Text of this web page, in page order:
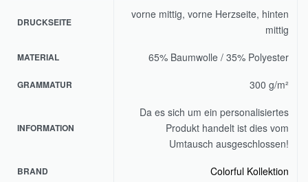
DRUCKSEITE
vorne mittig, vorne Herzseite, hinten
mittig
MATERIAL 65% Baumwolle / 35% Polyester
GRAMMATUR 300 g/m²
INFORMATION
Da es sich um ein personalisiertes
Produkt handelt ist dies vom
Umtausch ausgeschlossen!
BRAND Colorful Kollektion